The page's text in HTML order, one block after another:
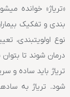
«تریاژ» خوانده
بندی و تفکیک
نوع اولویتبندی،
درمان شوند تا بتوان
تریاژ باید ساده و
شود. تریاژ به